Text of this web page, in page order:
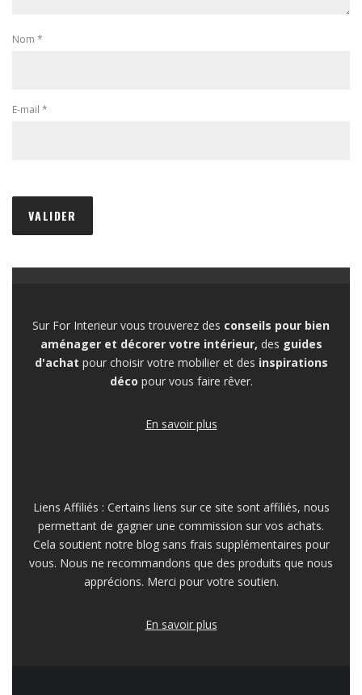
Nom *
E-mail *
Sur For Interieur vous trouverez des conseils pour bien
aménager et décorer votre intérieur, des guides
d'achat pour choisir votre mobilier et des inspirations
déco pour vous faire rêver.
En savoir plus
Liens Affiliés : Certains liens sur ce site sont affiliés, nous
permettant de gagner une commission sur vos achats.
Cela soutient notre blog sans frais supplémentaires pour
vous. Nous ne recommandons que des produits que nous
apprécions. Merci pour votre soutien.
En savoir plus